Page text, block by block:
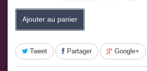
Ajouter au panier
Tweet Partager Google+